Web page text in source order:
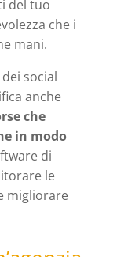
del tuo
che i
mani.
social
anche
che
in modo
di
le
migliorare